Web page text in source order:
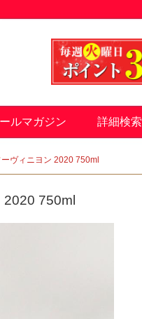
ルマガジン 詳細検索
ヴィニヨン 2020 750ml
750ml